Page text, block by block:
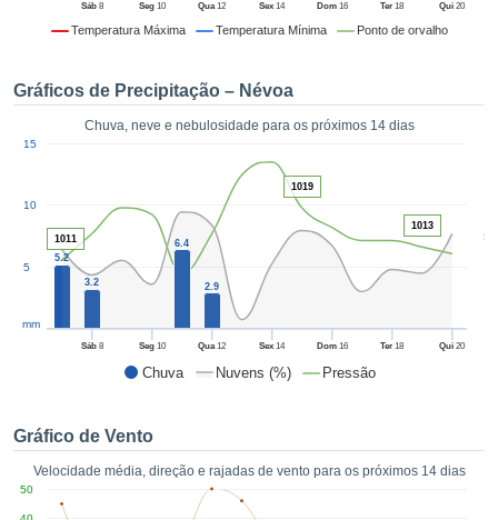
de alta
botão
o
no
como
um perfil
CONTINUAR
CONFIGURAÇÕES
Temperatura Máxima Temperatura Mínima Ponto de orvalho
Sáb8 Seg10 Qua12 Sex 14 Dom16 Ter 18 Qui 20
Gráficos de Precipitação – Névoa
Chuva, neve e nebulosidade para os próximos 14 dias
Chuva Nuvens (%) Pressão
50
Sáb8 Seg10 Qua12 Sex 14 Dom16 Ter 18 Qui 20
5
10
15
mm
5.2
3.2
6.4
2.9
1011
1019
1013
Gráfico de Vento
Velocidade média, direção e rajadas de vento para os próximos 14 dias
50